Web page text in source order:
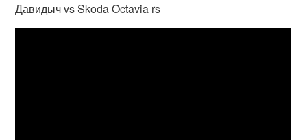
Давидыч vs Skoda Octavia rs